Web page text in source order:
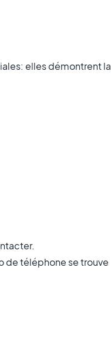
elles démontrent la
de téléphone se trouve